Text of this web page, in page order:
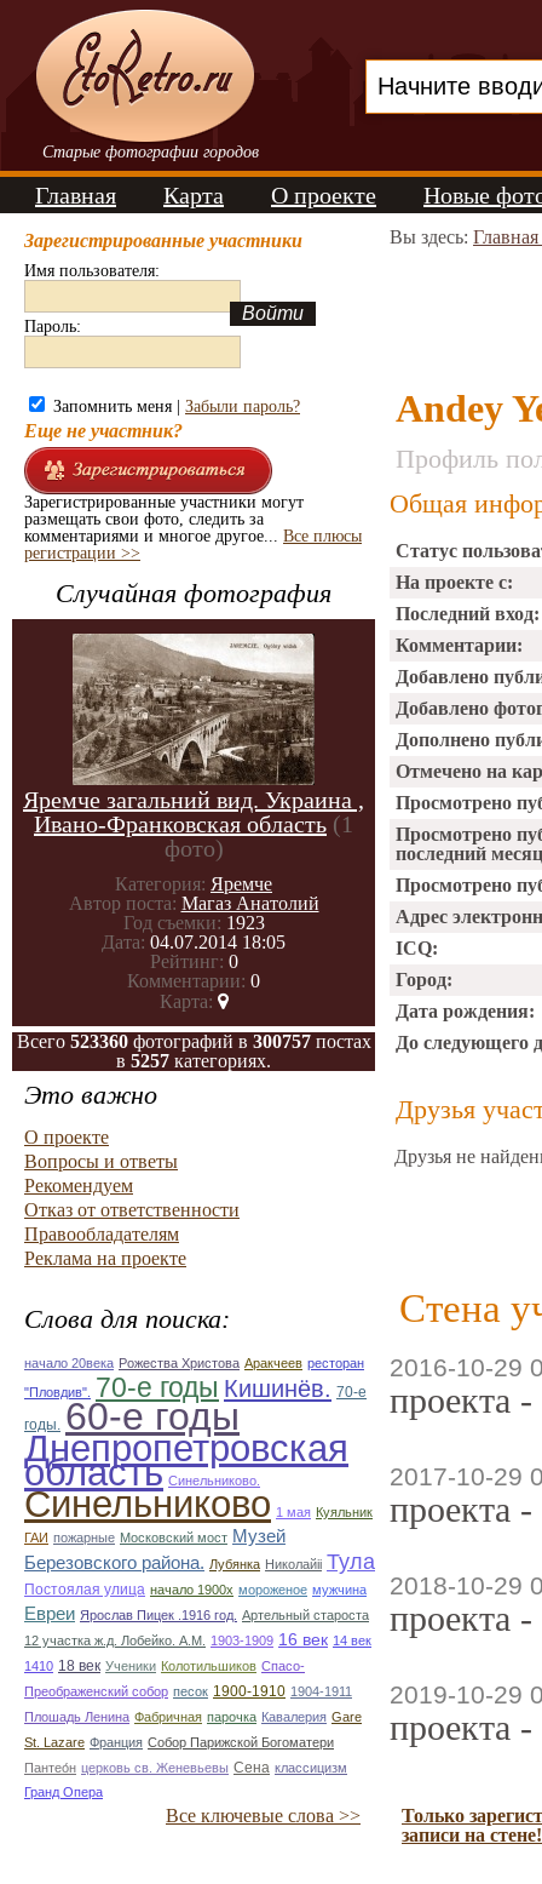
Старые фотографии городов
Главная Карта О проекте Новые
Зарегистрированные участники
Имя пользователя:
Пароль:
Запомнить меня | Забыли пароль?
Еще не участник?
Зарегистрированные участники могут
размещать свои фото, следить за
комментариями и многое другое... Все плюсы
регистрации >>
Случайная фотография
Яремче загальний вид. Украина ,
Ивано-Франковская область (1
фото)
Категория: Яремче
Автор поста: Магаз Анатолий
Год съемки: 1923
Дата: 04.07.2014 18:05
Рейтинг: 0
Комментарии: 0
Карта:
Всего 523360фотографий в 300757постах
в 5257 категориях.
Это важно
О проекте
Вопросы и ответы
Рекомендуем
Отказ от ответственности
Правообладателям
Реклама на проекте
Слова для поиска:
начало 20века Рожества Христова Аракчеев ресторан
"Пловдив".
70-е годы Кишинёв. 70-е
годы. 60-е годы
Днепропетровская
область Синельниково.
Синельниково 1 мая Куяльник
ГАИ пожарные Московский мост Музей
Березовского района. Лубянка Николайii Тула
Постоялая улица начало 1900х мороженое мужчина
Евреи Ярослав Пицек .1916 год. Артельный староста
12 участка ж.д. Лобейко. А.М.
1903-1909 16 век 14 век
1410 18 век Ученики Колотильшиков Спасо-
Преображенский собор песок 1900-1910 1904-1911
Плошадь Ленина Фабричная парочка Кавалерия Gare
St. Lazare Франция Собор Парижской Богоматери
Пантео́н церковь св. Женевьевы Сена классицизм
Гранд Опера
Все ключевые слова >>
Вы здесь:
Andey
Профиль
Общая
Статус
На проекте с:
Последний вход:
Комментарии:
Добавлено
Добавлено
Дополнено
Отмечено на
Просмотрено
Просмотрено
последний
Просмотрено
Адрес
ICQ:
Город:
Дата рождения:
До следующего
Друзья
Друзья не
Стена
2016-10-29
проекта
2017-10-29
проекта
2018-10-29
проекта
2019-10-29
проекта
Только
записи на стене!